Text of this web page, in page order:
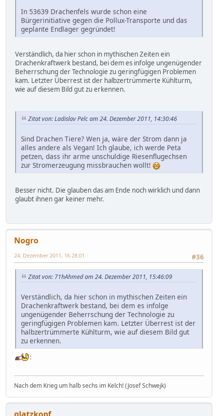
In 53639 Drachenfels wurde schon eine
Bürgerinitiative gegen die Pollux-Transporte und das
geplante Endlager gegründet!
Verständlich, da hier schon in mythischen Zeiten ein
Drachenkraftwerk bestand, bei dem es infolge ungenügender
Beherrschung der Technologie zu geringfügigen Problemen
kam. Letzter Überrest ist der halbzertrümmerte Kühlturm,
wie auf diesem Bild gut zu erkennen.
Zitat von: Ladislav Pelc am 24. Dezember 2011, 14:30:46
Sind Drachen Tiere? Wen ja, wäre der Strom dann ja
alles andere als Vegan! Ich glaube, ich werde Peta
petzen, dass ihr arme unschuldige Riesenflugechsen
zur Stromerzeugung missbrauchen wollt!
Besser nicht. Die glauben das am Ende noch wirklich und dann
glaubt ihnen gar keiner mehr.
Nogro
#36
24. Dezember 2011, 16:28:01
Zitat von: 71hAhmed am 24. Dezember 2011, 15:46:09
Verständlich, da hier schon in mythischen Zeiten ein
Drachenkraftwerk bestand, bei dem es infolge
ungenügender Beherrschung der Technologie zu
geringfügigen Problemen kam. Letzter Überrest ist der
halbzertrümmerte Kühlturm, wie auf diesem Bild gut
zu erkennen.
:
Nach dem Krieg um halb sechs im Kelch! (Josef Schwejk)